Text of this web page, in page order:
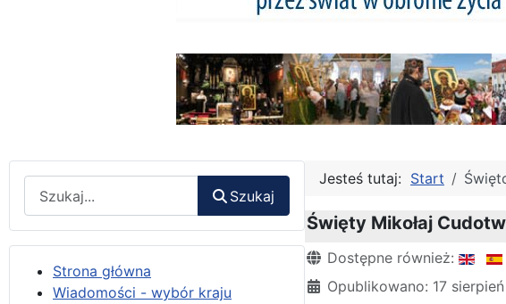
Szukaj
Strona główna
Wiadomości - wybór kraju
Jesteś tutaj: Start
Święty Mikołaj
Szczegóły
Dostępne również:
Opublikowano: 17